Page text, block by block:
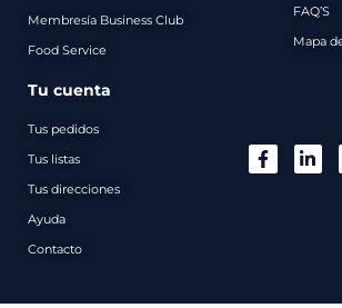
Membresía Business Club
Food Service
FAQ’S
Mapa
Tu cuenta
Tus pedidos
Tus listas
Tus direcciones
Ayuda
Contacto